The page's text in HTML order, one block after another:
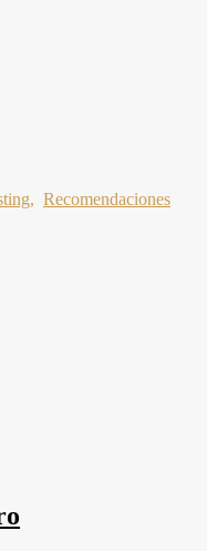
, Recomendaciones